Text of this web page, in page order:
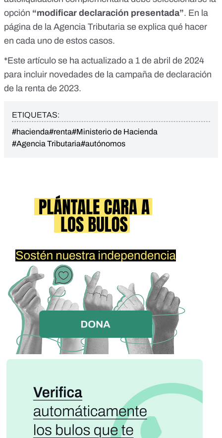
opción “modificar declaración presentada”. En la
página de la Agencia Tributaria se explica qué hacer
en cada uno de estos casos.
*Este artículo se ha actualizado a 1 de abril de 2024
para incluir novedades de la campaña de declaración
de la renta de 2023.
ETIQUETAS:
#hacienda#renta#Ministerio de Hacienda
#Agencia Tributaria#autónomos